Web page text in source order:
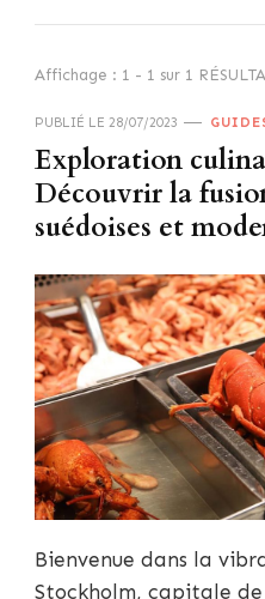
Affichage : 1 - 1 sur 1
PUBLIÉ LE 28/07/2023
Exploration
Découvrir la
suédoises et
Bienvenue dans la
Stockholm, capitale de